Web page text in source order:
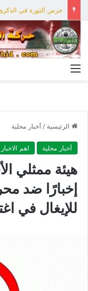
الرئيسية / أخبار محلية
أخبار محلية اهم الاخبار
هيئة ممثلي
إخبارًا ضد
للإيغال في